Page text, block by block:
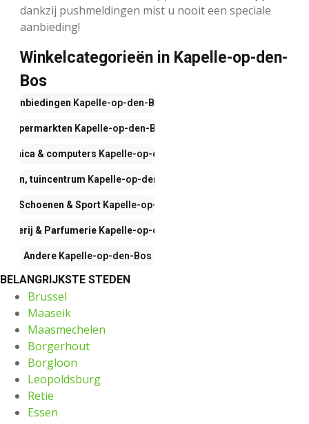
dankzij pushmeldingen mist u nooit een speciale
aanbieding!
Winkelcategorieën in Kapelle-op-den-
Bos
Aanbiedingen Kapelle-op-den-Bos
Supermarkten Kapelle-op-den-Bos
& computers Kapelle-op-den-Bos
tuincentrum Kapelle-op-den-Bos
Schoenen & Sport Kapelle-op-den-Bos
& Parfumerie Kapelle-op-den-Bos
AndereKapelle-op-den-Bos
BELANGRIJKSTE STEDEN
Brussel
Maaseik
Maasmechelen
Borgerhout
Borgloon
Leopoldsburg
Retie
Essen